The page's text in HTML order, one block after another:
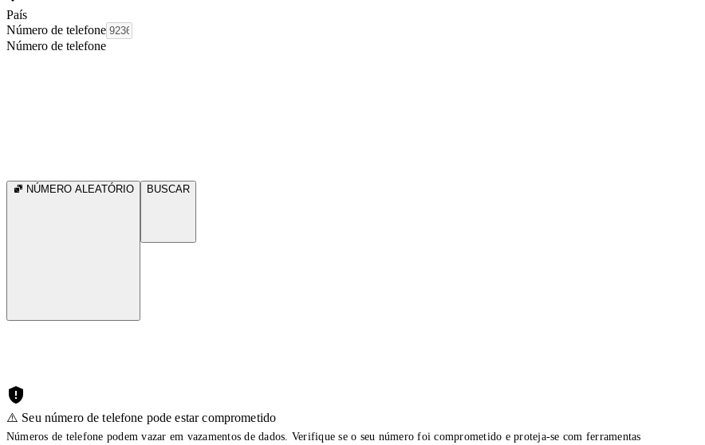
País
Número de telefone
Número de telefone
NÚMERO ALEATÓRIO BUSCAR
⚠️ Seu número de telefone pode estar comprometido
Números de telefone podem vazar em vazamentos de dados. Verifique se o seu número foi comprometido e proteja-se com ferramentas